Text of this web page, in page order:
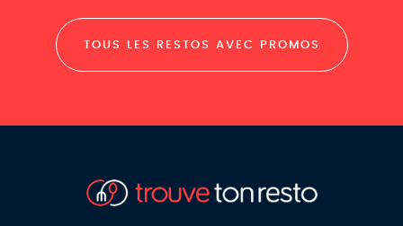
TOUS LES RESTOS AVEC PROMOS